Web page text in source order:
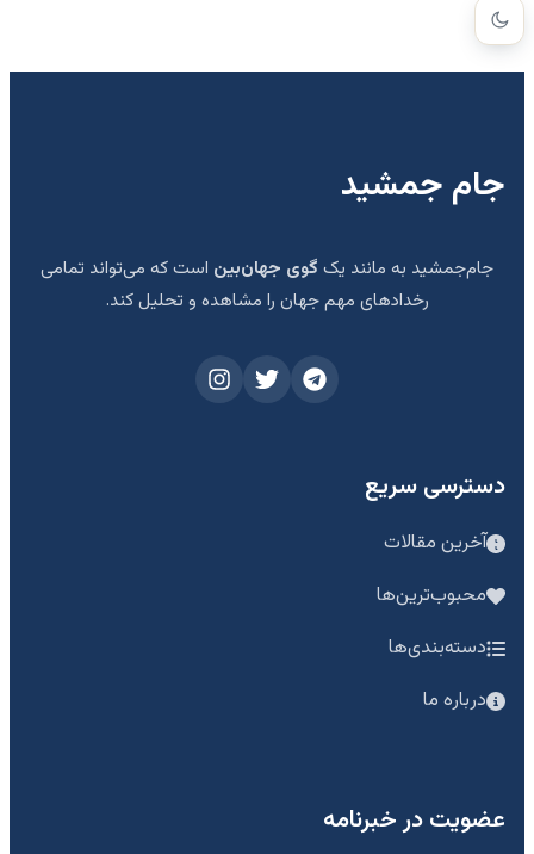
جام جمشید
جام‌جمشید به مانند یک گوی جهان‌بین است که می‌تواند تمامی
رخدادهای مهم جهان را مشاهده و تحلیل کند.
دسترسی سریع
آخرین مقالات
محبوب‌ترین‌ها
دسته‌بندی‌ها
درباره ما
عضویت در خبرنامه